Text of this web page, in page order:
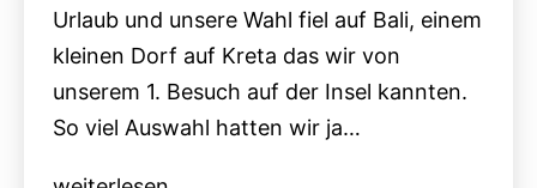
Urlaub und unsere Wahl fiel auf Bali, einem
kleinen Dorf auf Kreta das wir von
unserem 1. Besuch auf der Insel kannten.
So viel Auswahl hatten wir ja…